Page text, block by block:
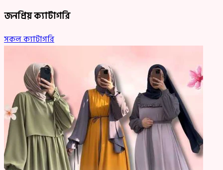
জনপ্রিয় ক্যাটাগরি
সকল ক্যাটাগরি